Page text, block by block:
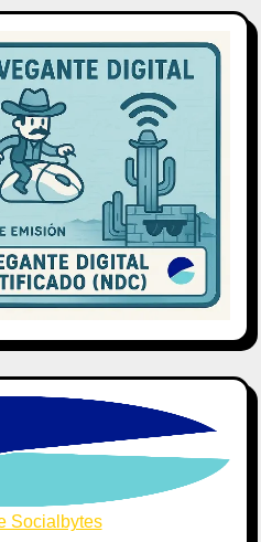
Socialbytes